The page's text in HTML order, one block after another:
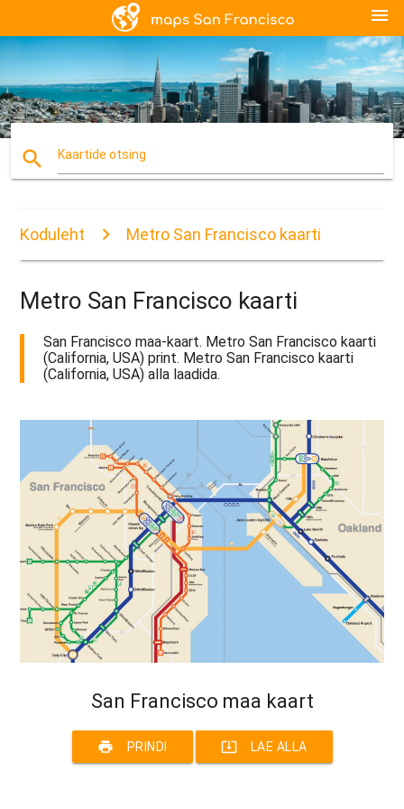
menu
search Kaartide otsing
Koduleht Metro San Francisco kaarti
Metro San Francisco kaarti
San Francisco maa-kaart. Metro San Francisco kaarti
(California, USA) print. Metro San Francisco kaarti
(California, USA) alla laadida.
San Francisco maa kaart
print PRINDI system_update_alt LAE ALLA